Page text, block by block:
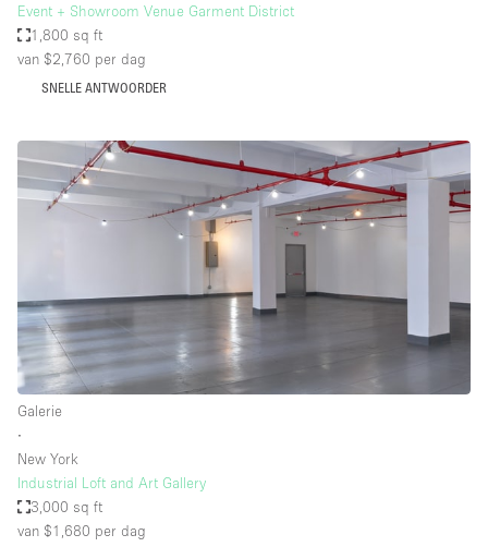
Event + Showroom Venue Garment District
1,800 sq ft
van $2,760 per dag
SNELLE ANTWOORDER
Galerie
∙
New York
Industrial Loft and Art Gallery
3,000 sq ft
van $1,680 per dag